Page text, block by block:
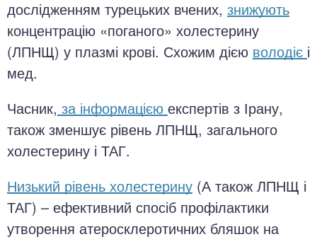
дослідженням турецьких вчених, знижують
концентрацію «поганого» холестерину
(ЛПНЩ) у плазмі крові. Схожим дією володіє і
мед.
Часник, за інформацією експертів з Ірану,
також зменшує рівень ЛПНЩ, загального
холестерину і ТАГ.
Низький рівень холестерину (А також ЛПНЩ і
ТАГ) – ефективний спосіб профілактики
утворення атеросклеротичних бляшок на